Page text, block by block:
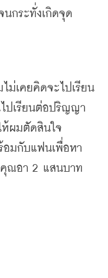
นกระทั่งเกิดจุด
ไม่เคยคิดจะไปเรียน
ปเรียนต่อปริญญา
ห้ผมตัดสินใจ
อมกับแฟนเพื่อหา
คุณอา 2 แสนบาท